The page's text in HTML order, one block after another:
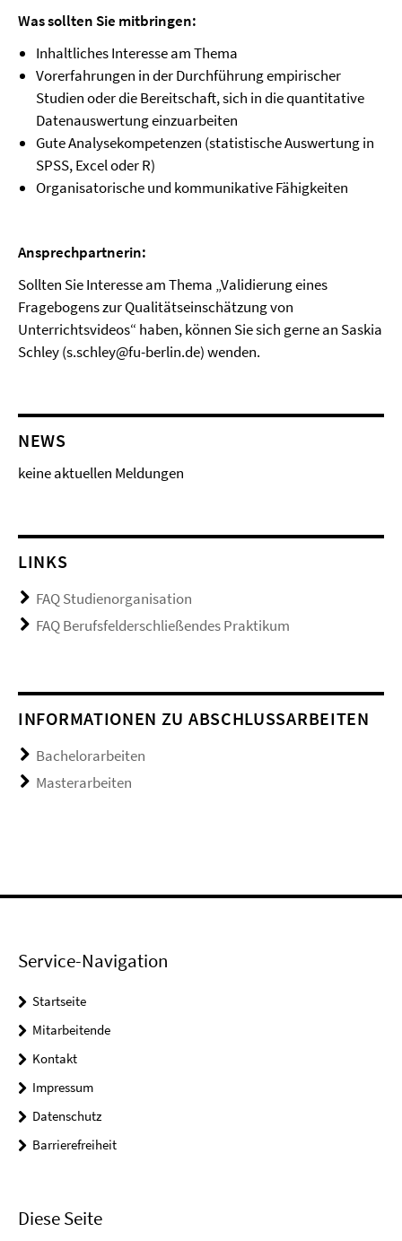
Was sollten Sie mitbringen:
Inhaltliches Interesse am Thema
Vorerfahrungen in der Durchführung empirischer
Studien oder die Bereitschaft, sich in die quantitative
Datenauswertung einzuarbeiten
Gute Analysekompetenzen (statistische Auswertung in
SPSS, Excel oder R)
Organisatorische und kommunikative Fähigkeiten
Ansprechpartnerin:
Sollten Sie Interesse am Thema „Validierung eines
Fragebogens zur Qualitätseinschätzung von
Unterrichtsvideos“ haben, können Sie sich gerne an Saskia
Schley (s.schley@fu-berlin.de) wenden.
NEWS
keine aktuellen Meldungen
LINKS
FAQ Studienorganisation
FAQ Berufsfelderschließendes Praktikum
INFORMATIONEN ZU ABSCHLUSSARBEITEN
Bachelorarbeiten
Masterarbeiten
Service-Navigation
Startseite
Mitarbeitende
Kontakt
Impressum
Datenschutz
Barrierefreiheit
Diese Seite